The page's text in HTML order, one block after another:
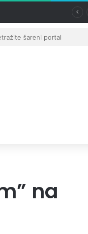
članak
na